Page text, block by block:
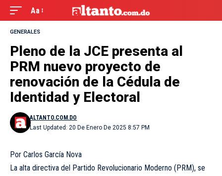
Aa
GENERALES
Pleno de la JCE presenta al
PRM nuevo proyecto de
renovación de la Cédula de
Identidad y Electoral
Last Updated: 20 De Enero De 2025 8:57 PM
ALTANTO.COM.DO
Por Carlos García Nova
La alta directiva del Partido Revolucionario Moderno (PRM), se